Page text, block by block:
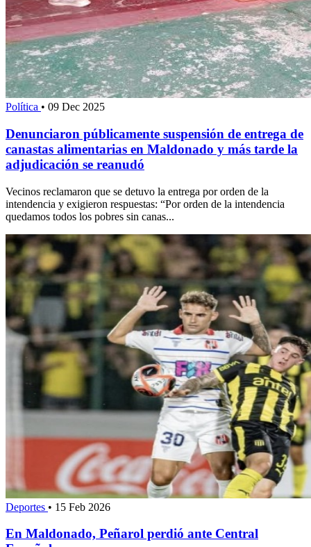
Política • 09 Dec 2025
Denunciaron públicamente suspensión de entrega de
canastas alimentarias en Maldonado y más tarde la
adjudicación se reanudó
Vecinos reclamaron que se detuvo la entrega por orden de la
intendencia y exigieron respuestas: “Por orden de la intendencia
quedamos todos los pobres sin canas...
Deportes • 15 Feb 2026
En Maldonado, Peñarol perdió ante Central